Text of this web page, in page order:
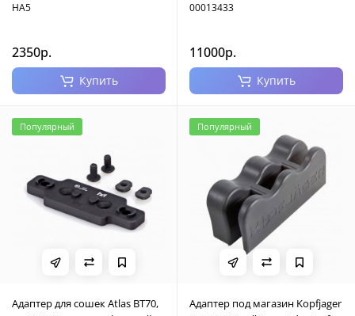
HA5
2350р.
Купить
00013433
11000р.
Купить
Популярный
Адаптер для сошек Atlas BT70,
Популярный
Адаптер под магазин Kopfjager